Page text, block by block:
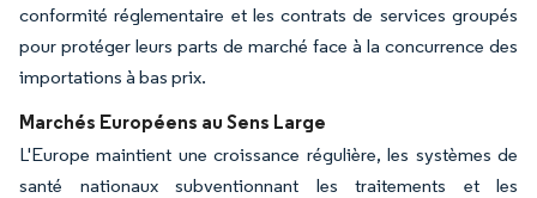
conformité réglementaire et les contrats de services groupés
pour protéger leurs parts de marché face à la concurrence des
importations à bas prix.
Marchés Européens au Sens Large
L'Europe maintient une croissance régulière, les systèmes de
santé nationaux subventionnant les traitements et les